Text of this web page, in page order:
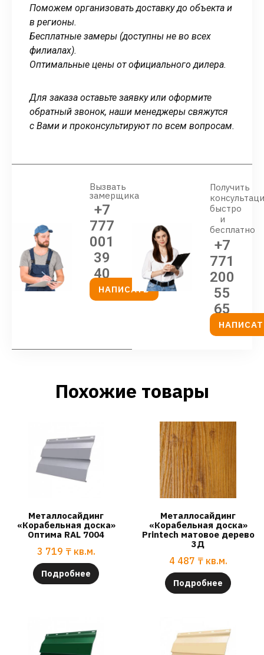
Поможем организовать доставку до объекта и
в регионы.
Бесплатные замеры (доступны не во всех
филиалах).
Оптимальные цены от официального дилера.
Для заказа оставьте заявку или оформите
обратный звонок, наши менеджеры свяжутся
с Вами и проконсультируют по всем вопросам.
Вызвать
замерщика
+7
777
001
39
40
НАПИСАТЬ
Получить
быстро
и
бесплатно
+7
771
200
55
65
Похожие товары
Металлосайдинг
«Корабельная доска»
Оптима RAL 7004
3 719 ₸ кв.м.
Подробнее
Металлосайдинг
«Корабельная доска»
Printech матовое дерево
3Д
4 487 ₸ кв.м.
Подробнее